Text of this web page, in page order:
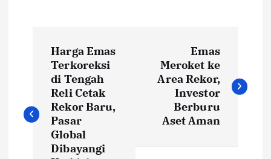
Harga Emas
Terkoreksi
di Tengah
Reli Cetak
Rekor Baru,
Pasar
Global
Dibayangi
Emas
Meroket ke
Area Rekor,
Investor
Berburu
Aset Aman